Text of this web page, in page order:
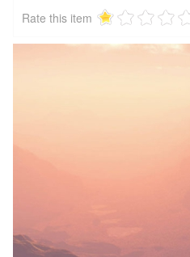
Rate this item